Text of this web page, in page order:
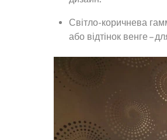
Світло-коричнева
або відтінок венге –